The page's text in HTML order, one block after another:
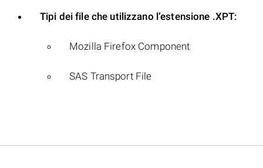
Tipi dei file che utilizzano l’estensione .XPT:
Mozilla Firefox Component
SAS Transport File